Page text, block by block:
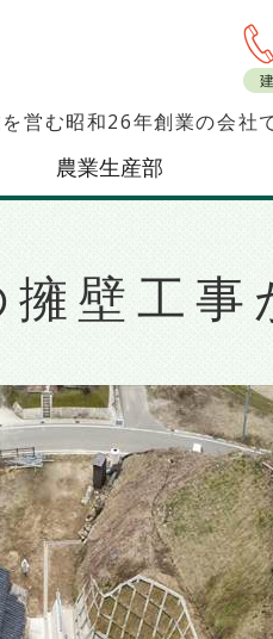
北能産業株式
営む昭和26年創業の会社で
農業生産部
壁工事